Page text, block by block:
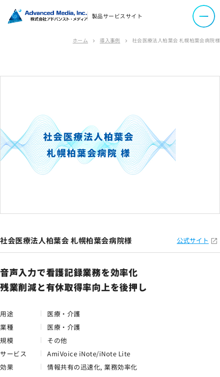
コーポレートサイト
ソーシャルメディアポリシー
労働者派遣事業に関わる情報
メールマガジン
製品サービスサイト
ホーム chevron_right 導入事例 chevron_right 社会医療法人柏葉会 札幌柏葉会病院様
社会医療法人柏葉会 札幌柏葉会病院様 公式サイト
音声入力で看護記録業務を効率化
残業削減と有休取得率向上を後押し
用途
医療・介護
業種
医療・介護
規模
その他
サービス
AmiVoice iNote/iNote Lite
効果
情報共有の迅速化, 業務効率化